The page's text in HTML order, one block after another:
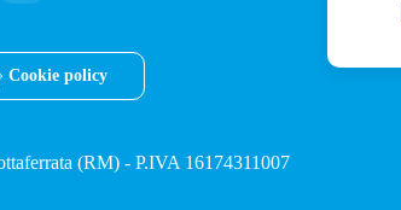
Cookie policy
(RM) - P.IVA 16174311007